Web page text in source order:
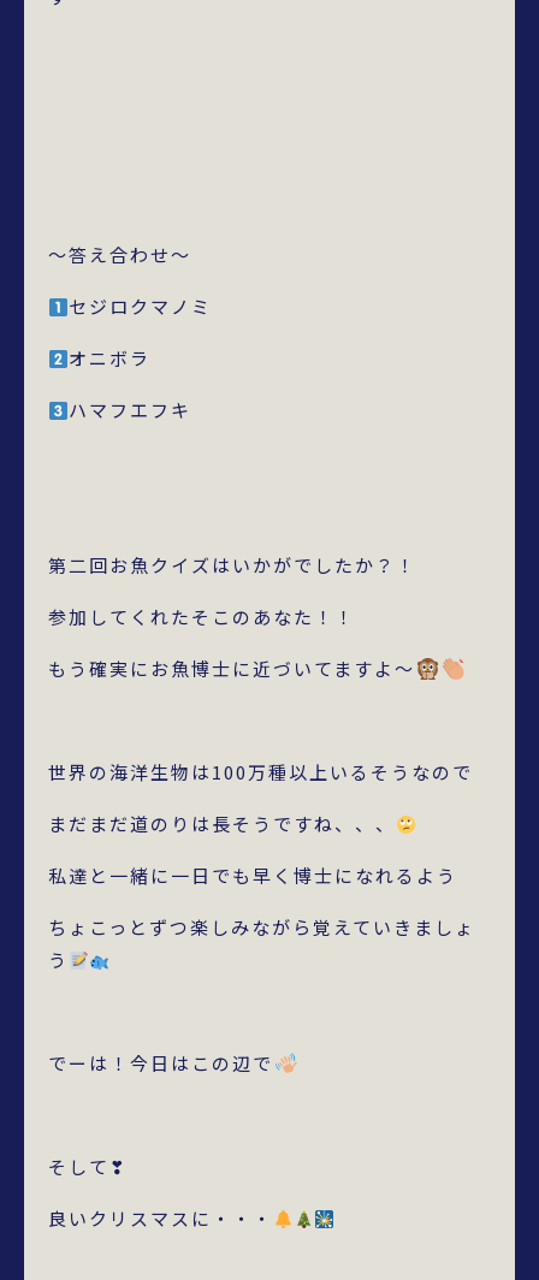
～答え合わせ～
セジロクマノミ
オニボラ
ハマフエフキ
第二回お魚クイズはいかがでしたか？！
参加してくれたそこのあなた！！
もう確実にお魚博士に近づいてますよ～
世界の海洋生物は100万種以上いるそうなので
まだまだ道のりは長そうですね、、、
私達と一緒に一日でも早く博士になれるよう
ちょこっとずつ楽しみながら覚えていきましょ
う
でーは！今日はこの辺で
そして❣
良いクリスマスに・・・